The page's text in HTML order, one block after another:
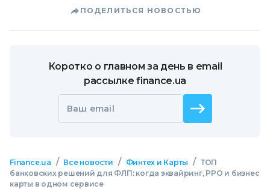
ПОДЕЛИТЬСЯ НОВОСТЬЮ
Коротко о главном за день в email
рассылке finance.ua
Ваш email
Finance.ua / Все новости / Финтех и Карты / ТОП
банковских решений для ФЛП: когда эквайринг, РРО и бизнес
карты в одном сервисе